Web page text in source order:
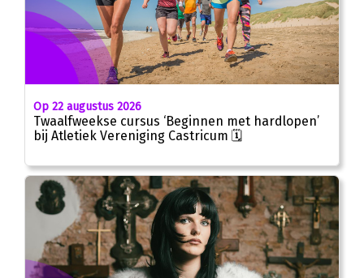
Op 22 augustus 2026
Twaalfweekse cursus ‘Beginnen met hardlopen’
bij Atletiek Vereniging Castricum 🗓